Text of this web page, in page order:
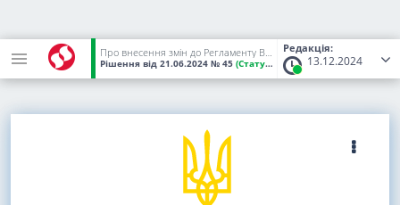
Редакція:
13.12.2024
Про внесення змін до Регламенту Вищої кваліфікаційно-дисциплінарної комісії адвокатури, Регламенту кваліфікаційно-дисциплінарної комісії адвокатури регіону та Положення про порядок прийняття та розгляду скарг щодо неналежної поведінки адвоката, яка може мати наслідком його дисциплінарну відповідальність
Рішення від 21.06.2024 № 45 (Статус: Чинний)